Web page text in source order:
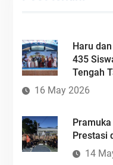
Haru
435
Tengah
16 May 2026
Prestasi
14